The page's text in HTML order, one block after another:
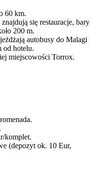
60 km.
się restauracje, bary
200 m.
autobusy do Malagi
od hotelu.
miejscowości Torrox.
komplet.
(depozyt ok. 10 Eur,